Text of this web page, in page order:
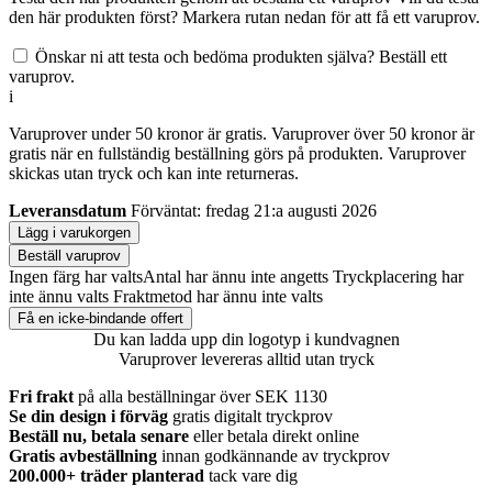
den här produkten först? Markera rutan nedan för att få ett varuprov.
Önskar ni att testa och bedöma produkten själva? Beställ ett
varuprov.
i
Varuprover under 50 kronor är gratis. Varuprover över 50 kronor är
gratis när en fullständig beställning görs på produkten. Varuprover
skickas utan tryck och kan inte returneras.
Leveransdatum Förväntat: fredag 21:a augusti 2026
Lägg i varukorgen
Beställ varuprov
Ingen färg har valtsAntal har ännu inte angetts Tryckplacering har
inte ännu valts Fraktmetod har ännu inte valts
Få en icke-bindande offert
Du kan ladda upp din logotyp i kundvagnen
Varuprover levereras alltid utan tryck
Fri frakt på alla beställningar över SEK 1130
Se din design i förväg gratis digitalt tryckprov
Beställ nu, betala senare eller betala direkt online
Gratis avbeställning innan godkännande av tryckprov
200.000+ träder planterad tack vare dig